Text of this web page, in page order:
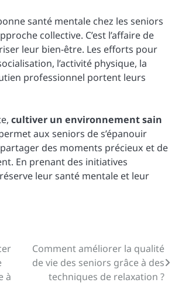
santé mentale chez les seniors
collective. C’est l’affaire de
leur bien-être. Les efforts pour
l’activité physique, la
professionnel portent leurs
cultiver un environnement sain
aux seniors de s’épanouir
des moments précieux et de
En prenant des initiatives
leur santé mentale et leur
à
Comment améliorer la qualité
de vie des seniors grâce à des
techniques de relaxation ?